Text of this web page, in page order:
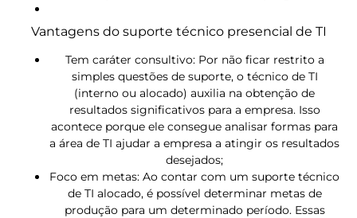
Vantagens do suporte técnico presencial de TI
Tem caráter consultivo: Por não ficar restrito a
simples questões de suporte, o técnico de TI
(interno ou alocado) auxilia na obtenção de
resultados significativos para a empresa. Isso
acontece porque ele consegue analisar formas para
a área de TI ajudar a empresa a atingir os resultados
desejados;
Foco em metas: Ao contar com um suporte técnico
de TI alocado, é possível determinar metas de
produção para um determinado período. Essas